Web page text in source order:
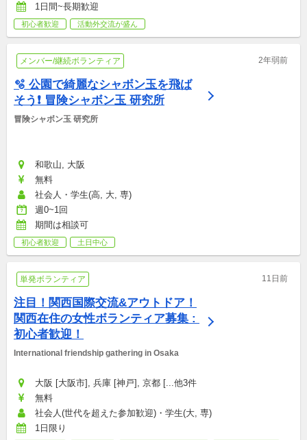
1日間~長期歓迎
初心者歓迎 活動外交流が盛ん
メンバー/継続ボランティア 2年弱前
🫧 公園で綺麗なシャボン玉を飛ば
そう❗ 冒険シャボン玉 研究所
冒険シャボン玉 研究所
和歌山, 大阪
無料
社会人・学生(高, 大, 専)
週0~1回
期間は相談可
初心者歓迎 土日中心
単発ボランティア 11日前
注目！関西国際交流&アウトドア！
関西在住の女性ボランティア募集 :
初心者歓迎！
International friendship gathering in Osaka
大阪 [大阪市], 兵庫 [神戸], 京都 [...他3件
無料
社会人(世代を超えた参加歓迎)・学生(大, 専)
1日限り